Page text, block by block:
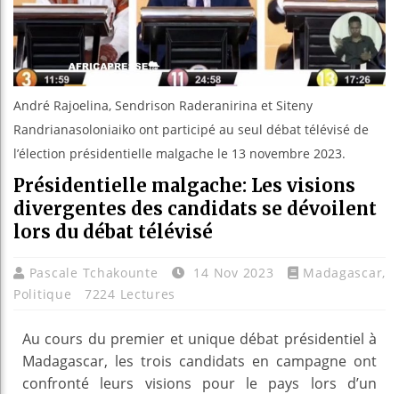
André Rajoelina, Sendrison Raderanirina et Siteny
Randrianasoloniaiko ont participé au seul débat télévisé de
l’élection présidentielle malgache le 13 novembre 2023.
Présidentielle malgache: Les visions
divergentes des candidats se dévoilent
lors du débat télévisé
Pascale Tchakounte 14 Nov 2023 Madagascar,
Politique
7224 Lectures
Au cours du premier et unique débat présidentiel à
Madagascar, les trois candidats en campagne ont
confronté leurs visions pour le pays lors d’un